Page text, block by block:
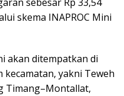
skema INAPROC Mini
akan ditempatkan di
yakni Teweh
Timang–Montallat,